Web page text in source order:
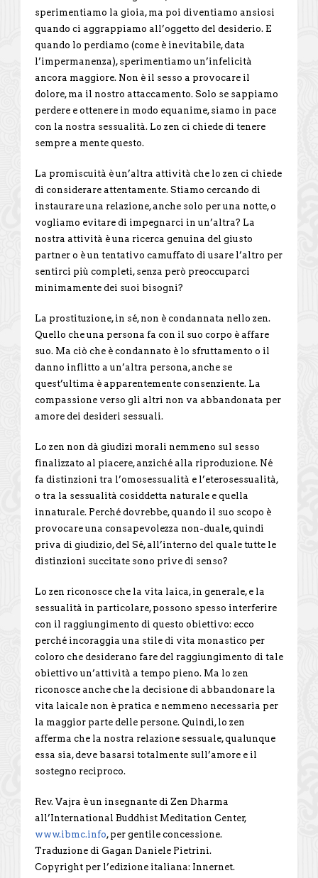
sperimentiamo la gioia, ma poi diventiamo ansiosi
quando ci aggrappiamo all’oggetto del desiderio. E
quando lo perdiamo (come è inevitabile, data
l’impermanenza), sperimentiamo un’infelicità
ancora maggiore. Non è il sesso a provocare il
dolore, ma il nostro attaccamento. Solo se sappiamo
perdere e ottenere in modo equanime, siamo in pace
con la nostra sessualità. Lo zen ci chiede di tenere
sempre a mente questo.
La promiscuità è un’altra attività che lo zen ci chiede
di considerare attentamente. Stiamo cercando di
instaurare una relazione, anche solo per una notte, o
vogliamo evitare di impegnarci in un’altra? La
nostra attività è una ricerca genuina del giusto
partner o è un tentativo camuffato di usare l’altro per
sentirci più completi, senza però preoccuparci
minimamente dei suoi bisogni?
La prostituzione, in sé, non è condannata nello zen.
Quello che una persona fa con il suo corpo è affare
suo. Ma ciò che è condannato è lo sfruttamento o il
danno inflitto a un’altra persona, anche se
quest’ultima è apparentemente consenziente. La
compassione verso gli altri non va abbandonata per
amore dei desideri sessuali.
Lo zen non dà giudizi morali nemmeno sul sesso
finalizzato al piacere, anziché alla riproduzione. Né
fa distinzioni tra l’omosessualità e l’eterosessualità,
o tra la sessualità cosiddetta naturale e quella
innaturale. Perché dovrebbe, quando il suo scopo è
provocare una consapevolezza non-duale, quindi
priva di giudizio, del Sé, all’interno del quale tutte le
distinzioni succitate sono prive di senso?
Lo zen riconosce che la vita laica, in generale, e la
sessualità in particolare, possono spesso interferire
con il raggiungimento di questo obiettivo: ecco
perché incoraggia una stile di vita monastico per
coloro che desiderano fare del raggiungimento di tale
obiettivo un’attività a tempo pieno. Ma lo zen
riconosce anche che la decisione di abbandonare la
vita laicale non è pratica e nemmeno necessaria per
la maggior parte delle persone. Quindi, lo zen
afferma che la nostra relazione sessuale, qualunque
essa sia, deve basarsi totalmente sull’amore e il
sostegno reciproco.
Rev. Vajra è un insegnante di Zen Dharma
all’International Buddhist Meditation Center,
www.ibmc.info, per gentile concessione.
Traduzione di Gagan Daniele Pietrini.
Copyright per l’edizione italiana: Innernet.